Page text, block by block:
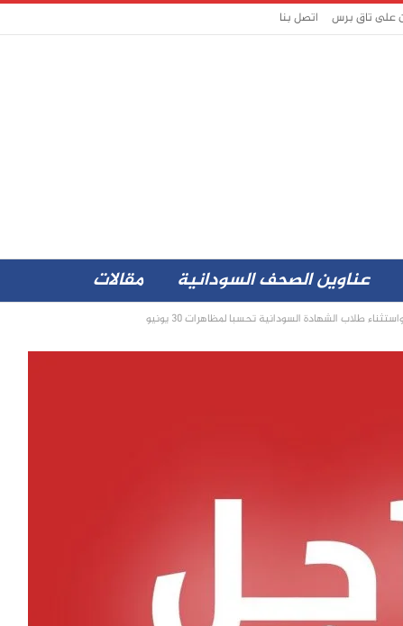
على تاق برس اتصل بنا
عناوين الصحف السودانية مقالات
طلاب الشهادة السودانية تحسبا لمظاهرات 30 يونيو